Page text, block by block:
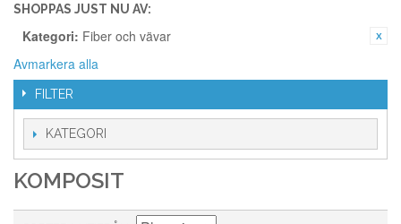
SHOPPAS JUST NU AV:
Kategori: Fiber och vävar
Avmarkera alla
FILTER
KATEGORI
KOMPOSIT